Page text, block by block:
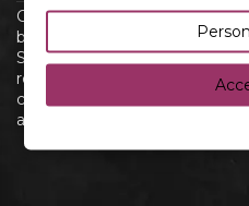
CorredoItaliano.com è il tuo
biancheria per la casa e
Scopri una selezione
realizzati con cura e
comodamente online e
assistenza dedicata.